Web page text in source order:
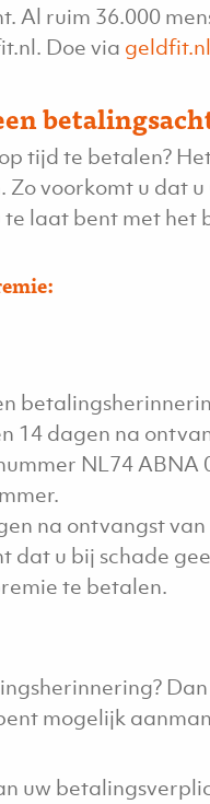
Al ruim 36.000
Doe via geldfit.nl
tijd te betalen?
Zo voorkomt u dat
te laat bent met het
14 dagen na
NL74 ABNA
na ontvangst
dat u bij schade
te betalen.
mogelijk
uw